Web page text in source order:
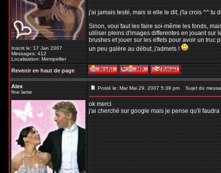
Inscrit le: 17 Jan 2007
Messages: 412
Localisation: Montpellier
j'ai jamais testé, mais si elle le dit, j'la crois ^^ tu
Sinon, voui faut les faire soi-même les fonds,
utiliser pleins d'images differentes en jouant sur
brushes et jouer sur les effets pour avoir un truc
un peu galère au début, j'admets !
Revenir en haut de page
Alex
fine lame
Posté le: Mar Mai 29, 2007 5:39 pm Sujet du
ok merci
j'ai cherché sur google mais je pense qu'il